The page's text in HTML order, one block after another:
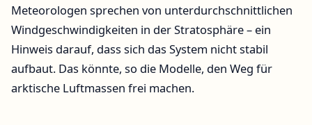
Meteorologen sprechen von unterdurchschnittlichen
Windgeschwindigkeiten in der Stratosphäre – ein
Hinweis darauf, dass sich das System nicht stabil
aufbaut. Das könnte, so die Modelle, den Weg für
arktische Luftmassen frei machen.